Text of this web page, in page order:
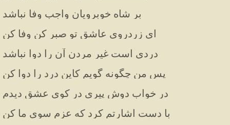
بر شاه خوبرویان واجب وفا نباشد
ای زردروی عاشق تو صبر کن وفا کن
دردی است غیر مردن آن را دوا نباشد
پس من چگونه گویم کاین درد را دوا کن
در خواب دوش پیری در کوی عشق دیدم
با دست اشارتم کرد که عزم سوی ما کن